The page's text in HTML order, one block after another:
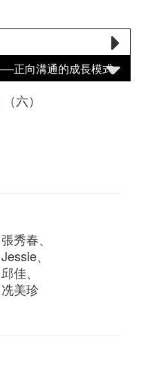
正向溝通的成長模式
六）
秀春、
、
佳、
美珍